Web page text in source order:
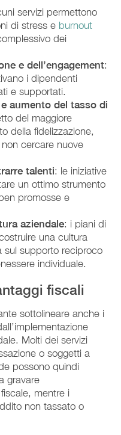
servizi permettono
di stress e burnout
dei
e dell’engagement:
i dipendenti
e supportati.
aumento del tasso di
del maggiore
della fidelizzazione,
cercare nuove
talenti: le iniziative
un ottimo strumento
promosse e
aziendale: i piani di
una cultura
sul supporto reciproco
individuale.
fiscali
sottolineare anche i
Molti dei servizi
o soggetti a
possono quindi
gravare
mentre i
non tassato o